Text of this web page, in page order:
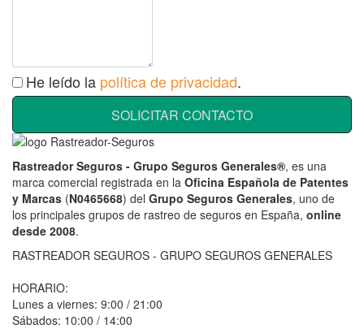
He leído la política de privacidad.
SOLICITAR CONTACTO
Rastreador Seguros - Grupo Seguros Generales®, es una
marca comercial registrada en la Oficina Española de Patentes
y Marcas (N0465668) del Grupo Seguros Generales, uno de
los principales grupos de rastreo de seguros en España, online
desde 2008.
RASTREADOR SEGUROS - GRUPO SEGUROS GENERALES
HORARIO:
Lunes a viernes: 9:00 / 21:00
Sábados: 10:00 / 14:00